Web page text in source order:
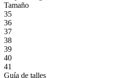
Tamaño
35
36
37
38
39
40
41
Guía de talles